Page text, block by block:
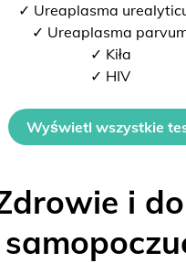
✓ Ureaplasma
✓ Ureaplasma
✓ Kiła
✓ HIV
Wyświetl wszystkie
i